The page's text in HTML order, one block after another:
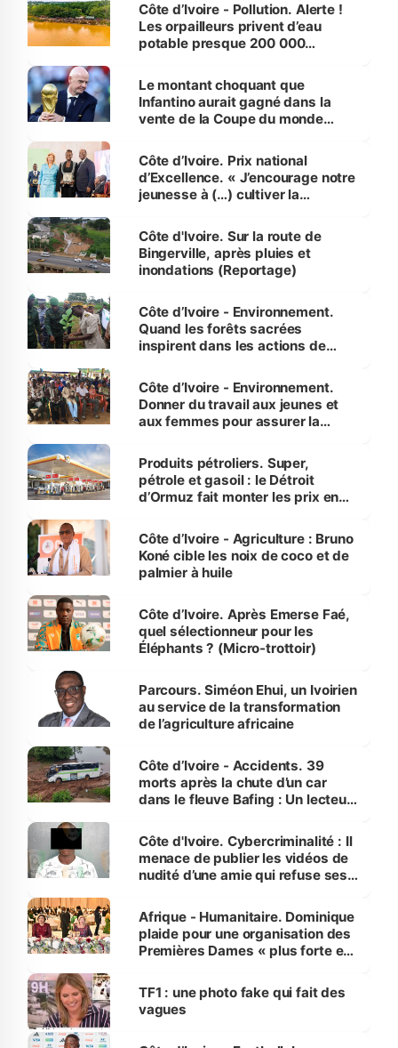
Côte d’Ivoire - Pollution. Alerte !
Les orpailleurs privent d’eau
potable presque 200 000
Le montant choquant que
Infantino aurait gagné dans la
vente de la Coupe du monde
Côte d’Ivoire. Prix national
d’Excellence. « J’encourage notre
jeunesse à (…) cultiver la
(Alassane Ouattara
Côte d'Ivoire. Sur la route de
Bingerville, après pluies et
inondations (Reportage)
Côte d’Ivoire - Environnement.
Quand les forêts sacrées
inspirent dans les actions de
Côte d’Ivoire - Environnement.
Donner du travail aux jeunes et
aux femmes pour assurer la
menacées
Produits pétroliers. Super,
pétrole et gasoil : le Détroit
d’Ormuz fait monter les prix en
Côte d’Ivoire - Agriculture : Bruno
Koné cible les noix de coco et de
palmier à huile
Côte d’Ivoire. Après Emerse Faé,
quel sélectionneur pour les
Éléphants ? (Micro-trottoir)
Parcours. Siméon Ehui, un Ivoirien
au service de la transformation
de l’agriculture africaine
Côte d’Ivoire - Accidents. 39
morts après la chute d’un car
dans le fleuve Bafing : Un lecteur
des Transports
Côte d'Ivoire. Cybercriminalité : Il
menace de publier les vidéos de
nudité d’une amie qui refuse ses
Afrique - Humanitaire. Dominique
plaide pour une organisation des
Premières Dames « plus forte et
sur la scène internationale »
TF1 : une photo fake qui fait des
vagues